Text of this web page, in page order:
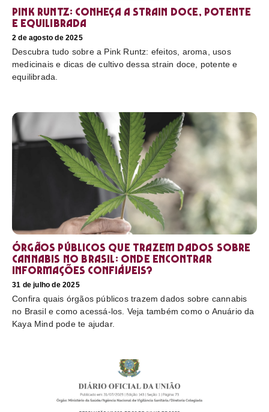
Pink Runtz: conheça a strain doce, potente
e equilibrada
2 de agosto de 2025
Descubra tudo sobre a Pink Runtz: efeitos, aroma, usos
medicinais e dicas de cultivo dessa strain doce, potente e
equilibrada.
Órgãos públicos que trazem dados sobre
cannabis no Brasil: onde encontrar
informações confiáveis?
31 de julho de 2025
Confira quais órgãos públicos trazem dados sobre cannabis
no Brasil e como acessá-los. Veja também como o Anuário da
Kaya Mind pode te ajudar.